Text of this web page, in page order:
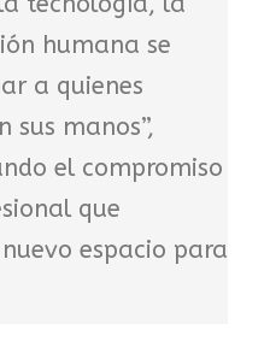
humana se
a quienes
sus manos”,
el compromiso
que
espacio para